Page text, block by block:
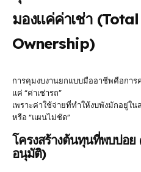
มองแค่ค่าเช่า
Ownership)
การคุมงบงานยกแบบมืออาชีพคือกา
แค่ “ค่าเช่ารถ”
เพราะค่าใช้จ่ายที่ทำให้งบพังมักอยู่ใ
หรือ “แผนไม่ชัด”
โครงสร้างต้นทุนที่พบบ่อย
อนุมัติ)